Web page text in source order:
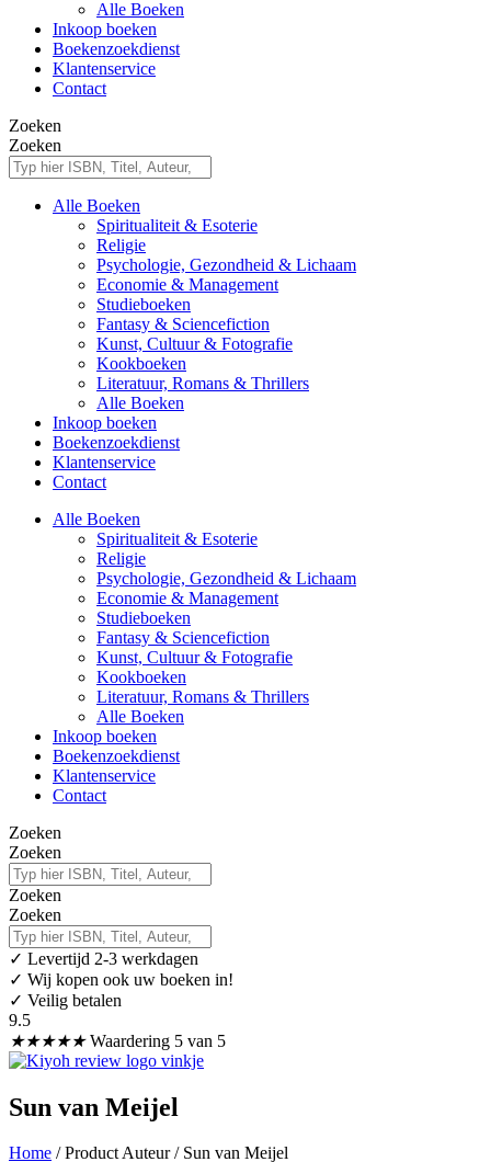
Alle Boeken
Inkoop boeken
Boekenzoekdienst
Klantenservice
Contact
Zoeken
Zoeken
Alle Boeken
Spiritualiteit & Esoterie
Religie
Psychologie, Gezondheid & Lichaam
Economie & Management
Studieboeken
Fantasy & Sciencefiction
Kunst, Cultuur & Fotografie
Kookboeken
Literatuur, Romans & Thrillers
Alle Boeken
Inkoop boeken
Boekenzoekdienst
Klantenservice
Contact
Alle Boeken
Spiritualiteit & Esoterie
Religie
Psychologie, Gezondheid & Lichaam
Economie & Management
Studieboeken
Fantasy & Sciencefiction
Kunst, Cultuur & Fotografie
Kookboeken
Literatuur, Romans & Thrillers
Alle Boeken
Inkoop boeken
Boekenzoekdienst
Klantenservice
Contact
Zoeken
Zoeken
Zoeken
Zoeken
✓ Levertijd 2-3 werkdagen
✓ Wij kopen ook uw boeken in!
✓ Veilig betalen
9.5
★★★★★ Waardering 5 van 5
Sun van Meijel
Home / Product Auteur / Sun van Meijel